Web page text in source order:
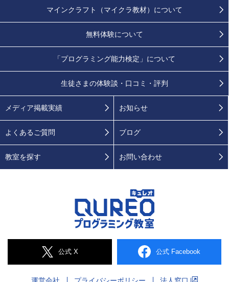
公式 X 公式 Facebook
マインクラフト（マイクラ教材）について
無料体験について
「プログラミング能力検定」 について
生徒さまの体験談・口コミ・評判
メディア掲載実績 お知らせ
よくあるご質問 ブログ
教室を探す お問い合わせ